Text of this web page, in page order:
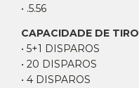
• .5.56
CAPACIDADE DE TIRO
• 5+1 DISPAROS
• 20 DISPAROS
• 4 DISPAROS